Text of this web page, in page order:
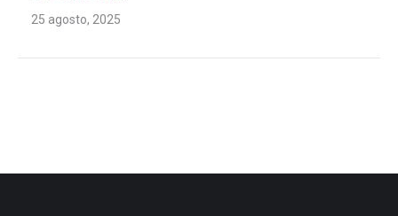
25 agosto, 2025